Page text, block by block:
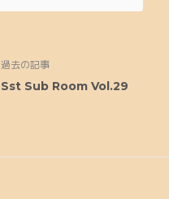
過去の記事
Sst Sub Room Vol.29